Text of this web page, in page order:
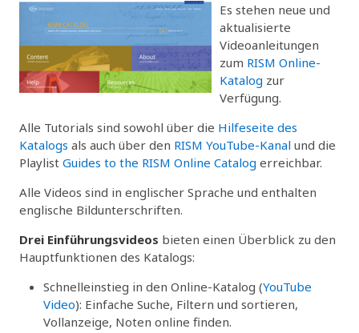
Es stehen neue und
aktualisierte
Videoanleitungen
zum RISM Online-
Katalog zur
Verfügung.
Alle Tutorials sind sowohl über die Hilfeseite des
Katalogs als auch über den RISM YouTube-Kanal und die
Playlist Guides to the RISM Online Catalog erreichbar.
Alle Videos sind in englischer Sprache und enthalten
englische Bildunterschriften.
Drei Einführungsvideos bieten einen Überblick zu den
Hauptfunktionen des Katalogs:
Schnelleinstieg in den Online-Katalog (YouTube
Video): Einfache Suche, Filtern und sortieren,
Vollanzeige, Noten online finden.